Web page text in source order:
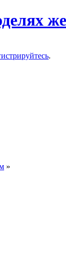
.
»